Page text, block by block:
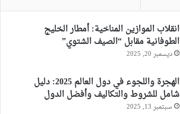
انقلاب الموازين المناخية: أمطار الخليج
الطوفانية مقابل “الصيف الشتوي”
ديسمبر 20, 2025
الهجرة واللجوء في دول العالم 2025: دليل
شامل للشروط والتكاليف وأفضل الدول
سبتمبر 13, 2025